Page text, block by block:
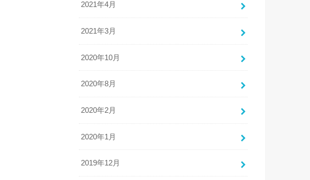
2021年4月
2021年3月
2020年10月
2020年8月
2020年2月
2020年1月
2019年12月